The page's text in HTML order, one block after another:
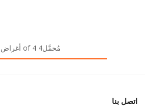
مُحمَّل4 of 4 أغراض
اتصل بنا